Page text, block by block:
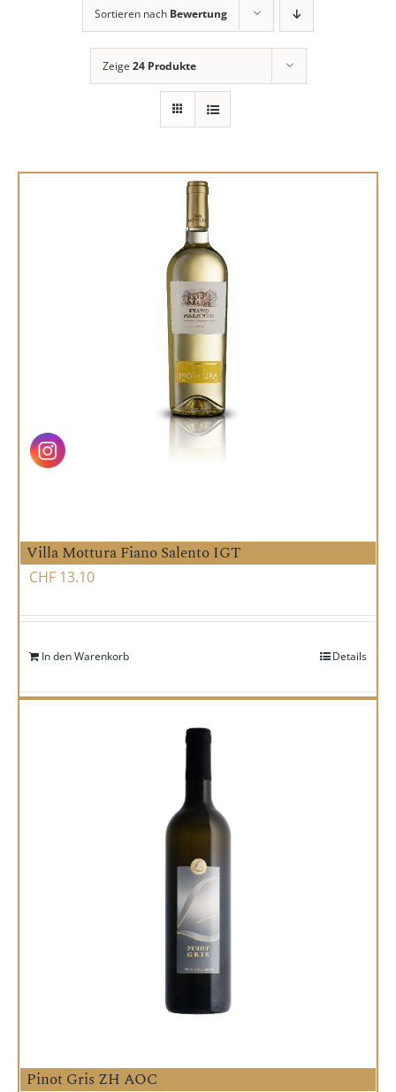
Sortieren nach Bewertung
Zeige 24 Produkte
Villa Mottura Fiano Salento IGT
CHF 13.10
In den Warenkorb Details
Pinot Gris ZH AOC